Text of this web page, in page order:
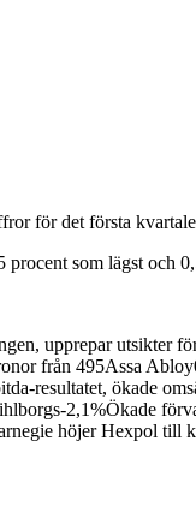
för det första
som lägst och
upprepar utsikter
från 495Assa
resultatet, ökade
2,1%Ökade
höjer Hexpol